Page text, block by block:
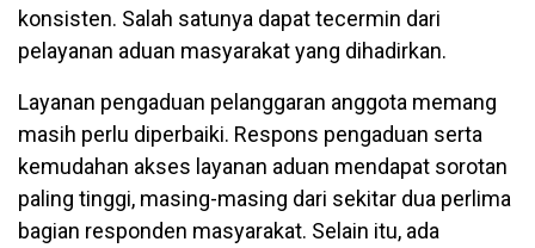
konsisten. Salah satunya dapat tecermin dari
pelayanan aduan masyarakat yang dihadirkan.
Layanan pengaduan pelanggaran anggota memang
masih perlu diperbaiki. Respons pengaduan serta
kemudahan akses layanan aduan mendapat sorotan
paling tinggi, masing-masing dari sekitar dua perlima
bagian responden masyarakat. Selain itu, ada